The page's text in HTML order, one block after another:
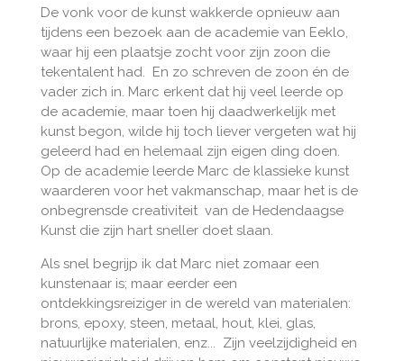
De vonk voor de kunst wakkerde opnieuw aan
tijdens een bezoek aan de academie van Eeklo,
waar hij een plaatsje zocht voor zijn zoon die
tekentalent had. En zo schreven de zoon én de
vader zich in. Marc erkent dat hij veel leerde op
de academie, maar toen hij daadwerkelijk met
kunst begon, wilde hij toch liever vergeten wat hij
geleerd had en helemaal zijn eigen ding doen.
Op de academie leerde Marc de klassieke kunst
waarderen voor het vakmanschap, maar het isde
onbegrensde creativiteit van de Hedendaagse
Kunst die zijn hart sneller doet slaan.
Als snel begrijp ik dat Marc niet zomaar een
kunstenaar is; maar eerder een
ontdekkingsreiziger in de wereld van materialen:
brons, epoxy, steen, metaal, hout, klei, glas,
natuurlijke materialen, enz... Zijn veelzijdigheid en